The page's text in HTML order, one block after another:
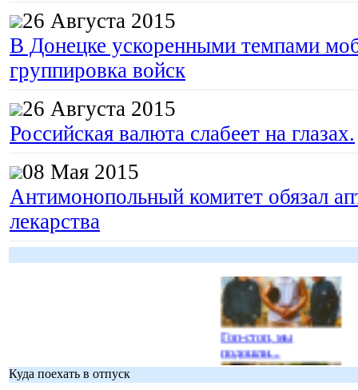
26 Августа 2015
В Донецке ускоренными темпами
группировка войск
26 Августа 2015
Российская валюта слабеет на глазах.
08 Мая 2015
Антимонопольный комитет обязал
лекарства
Гоп-стоп, мы
подошли...
Куда поехать в отпуск